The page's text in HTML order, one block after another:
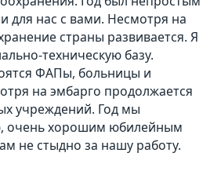
для нас с вами. Несмотря на
страны развивается. Я
техническую базу.
ФАПы, больницы и
на эмбарго продолжается
учреждений. Год мы
очень хорошим юбилейным
не стыдно за нашу работу.